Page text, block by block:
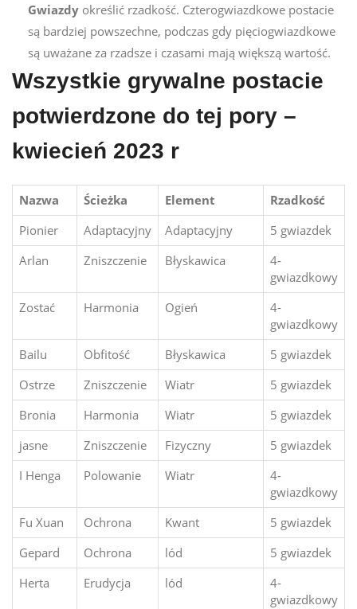
Gwiazdy określić rzadkość. Czterogwiazdkowe postacie
są bardziej powszechne, podczas gdy pięciogwiazdkowe
są uważane za rzadsze i czasami mają większą wartość.
Wszystkie grywalne postacie
potwierdzone do tej pory –
kwiecień 2023 r
Nazwa Ścieżka Element
Rzadkość
Pionier
Adaptacyjny Adaptacyjny
5 gwiazdek
Arlan
Zniszczenie Błyskawica
4-
gwiazdkowy
Zostać
Harmonia Ogień
4-
gwiazdkowy
Bailu
Obfitość Błyskawica
5 gwiazdek
Ostrze
Zniszczenie Wiatr
5 gwiazdek
Bronia
Harmonia Wiatr
5 gwiazdek
jasne
Zniszczenie Fizyczny
5 gwiazdek
I Henga
Polowanie Wiatr
4-
gwiazdkowy
Fu Xuan
Ochrona Kwant
5 gwiazdek
Gepard
Ochrona lód
5 gwiazdek
Herta
Erudycja lód
4-
gwiazdkowy